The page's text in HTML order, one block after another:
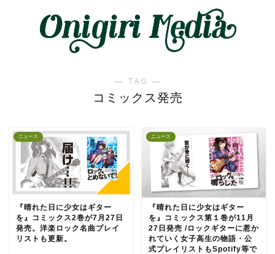
― TAG ―
コミックス発売
ニュース
『晴れた日に少女はギター
を』コミックス2巻が7月27日
発売。洋楽ロック名曲プレイ
リストも更新。
ニュース
『晴れた日に少女はギター
を』コミックス第１巻が11月
27日発売 /ロックギターに惹か
れていく女子高生の物語・公
式プレイリストもSpotify等で